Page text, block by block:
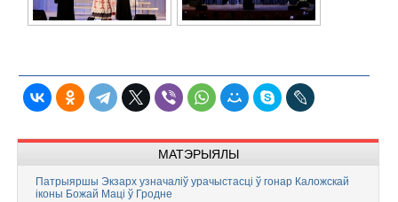
МАТЭРЫЯЛЫ
Патрыяршы Экзарх узначаліў урачыстасці ў гонар Каложскай
іконы Божай Маці ў Гродне